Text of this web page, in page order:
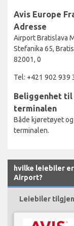
Avis Europe
Adresse
Airport Bratislava
Stefanika 65,
82001, 0
Tel: +421 902 939
Beliggenhet
terminalen
Både kjøretøyet
terminalen.
hvilke leiebiler
Airport?
Leiebiler